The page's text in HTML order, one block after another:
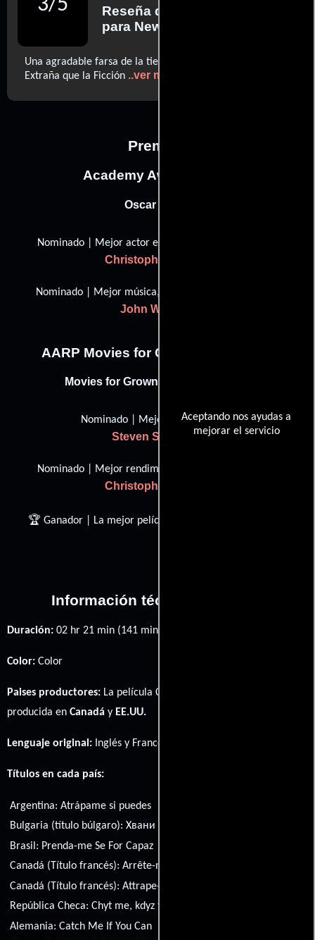
Aceptando nos ayudas a
mejorar el servicio
3/5 Reseña de
para New York Daily News
Una agradable farsa de la tierra de La Verdad es Más
Extraña que la Ficción ..ver más
Premios
Academy Awards, USA
Oscar (2003)
Nominado | Mejor actor en un papel de apoyo
Christopher Walken
Nominado | Mejor música, Puntuación original
John Williams
AARP Movies for Grownups Awards
Movies for Grownups Award (2003)
Nominado | Mejor director
Steven Spielberg
Nominado | Mejor rendimiento de Breakaway
Christopher Walken
🏆 Ganador | La mejor película de tiempo cápsula
Información técnica y general
Duración: 02 hr 21 min (141 minutos) .
Color: Color
Paises productores: La película Catch Me If You Can fué
producida en Canadá y EE.UU.
Lenguaje original: Inglés y Francés
Títulos en cada país:
Argentina:Atrápame si puedes
Bulgaria (título búlgaro):Хвани ме, ако можеш
Brasil: Prenda-me Se For Capaz
Canadá (Título francés):Arrête-moi si tu peux
Canadá (Título francés):Attrape-moi si tu peux
República Checa:Chyt me, kdyz to dokázes
Alemania:Catch Me If You Can